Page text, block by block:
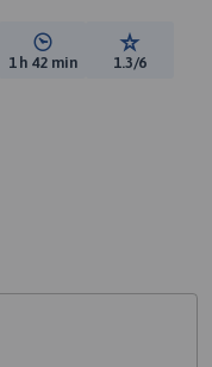
Średni czas potrzebny
1 h 42 min Ocena
1.3/6